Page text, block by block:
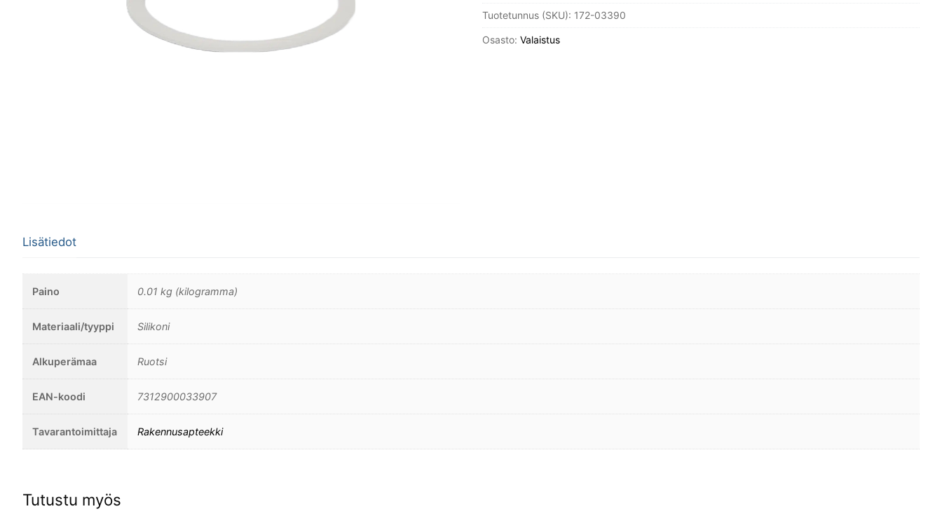
mm
malliin
Tuotetunnus (SKU): 172-03390
Osasto: Valaistus
Lisätiedot
Paino 0.01 kg (kilogramma)
Materiaali/tyyppi Silikoni
Alkuperämaa Ruotsi
EAN-koodi 7312900033907
Tavarantoimittaja Rakennusapteekki
Tutustu myös